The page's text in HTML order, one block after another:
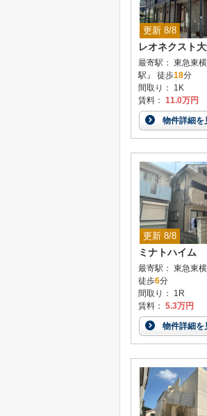
更新 8/8
最寄駅： 東急東
駅』 徒歩18分
間取り： 1K
賃料： 11.0万円
物件詳細を
更新 8/8
ミナトハイム
最寄駅： 東急東横
徒歩6分
間取り： 1R
賃料： 5.3万円
物件詳細を